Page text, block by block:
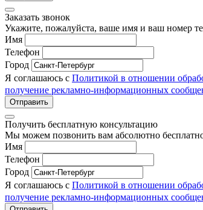
Заказать звонок
Укажите, пожалуйста, ваше имя и ваш номер
Имя
Телефон
Город
Я соглашаюсь с Политикой в отношении
получение рекламно-информационных
Отправить
Получить бесплатную консультацию
Мы можем позвонить вам абсолютно
Имя
Телефон
Город
Я соглашаюсь с Политикой в отношении
получение рекламно-информационных